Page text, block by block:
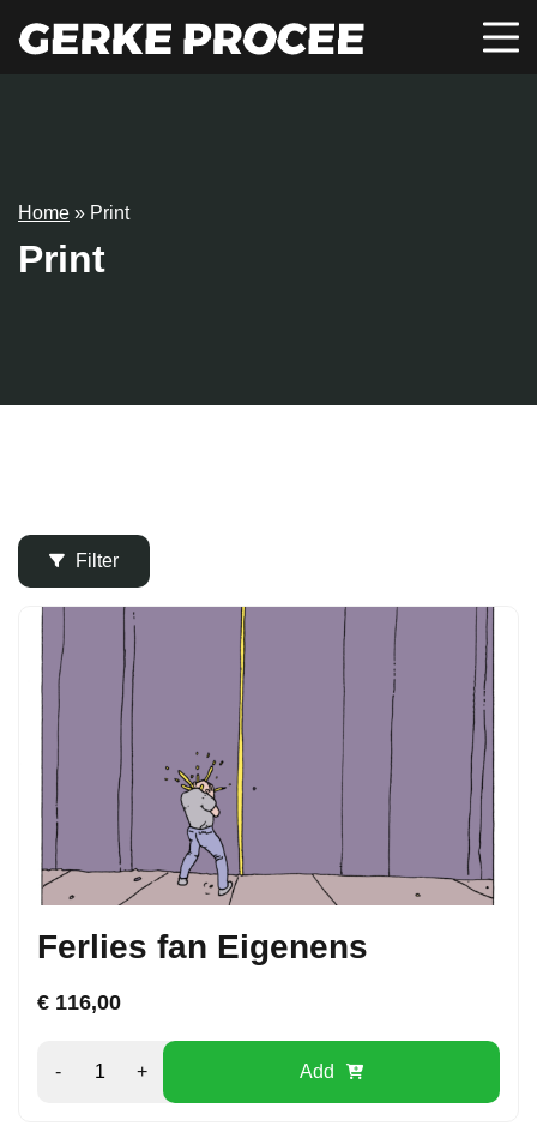
Home » Print
Print
Filter
Ferlies fan Eigenens
€ 116,00
- + Add